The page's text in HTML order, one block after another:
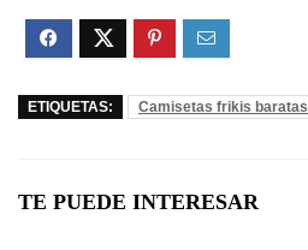
ETIQUETAS: Camisetas frikis baratas
TE PUEDE INTERESAR